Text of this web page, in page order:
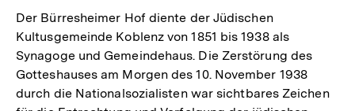
Der Bürresheimer Hof diente der Jüdischen
Kultusgemeinde Koblenz von 1851 bis 1938 als
Synagoge und Gemeindehaus. Die Zerstörung des
Gotteshauses am Morgen des 10. November 1938
durch die Nationalsozialisten war sichtbares Zeichen